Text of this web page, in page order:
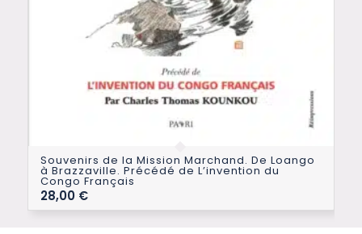
Souvenirs de la Mission Marchand. De Loango
à Brazzaville. Précédé de L’invention du
Congo Français
28,00 €